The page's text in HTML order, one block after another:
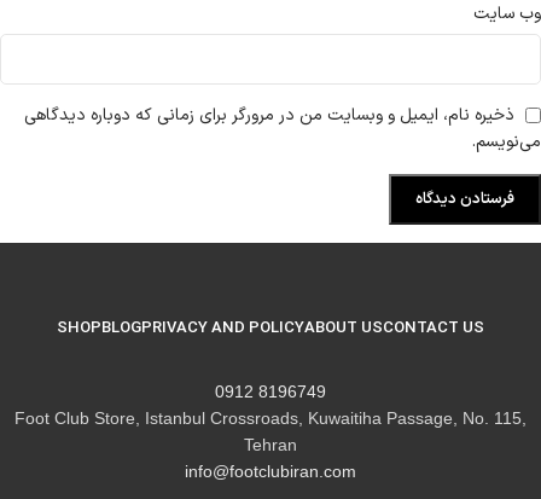
وب‌ سایت
ذخیره نام، ایمیل و وبسایت من در مرورگر برای زمانی که دوباره دیدگاهی
می‌نویسم.
CONTACT US
ABOUT US
PRIVACY AND POLICY
BLOG
SHOP
8196749 0912
Foot Club Store, Istanbul Crossroads, Kuwaitiha Passage, No. 115,
Tehran
info@footclubiran.com